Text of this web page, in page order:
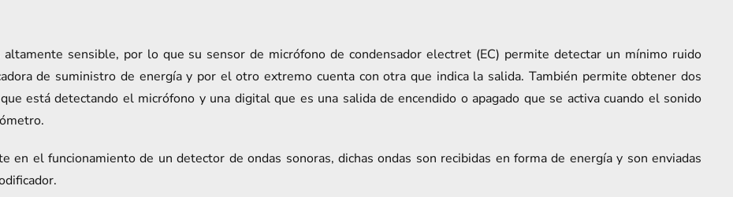
sensible, por lo que su sensor de micrófono de condensador electret (EC) permite detectar un mínimo ruido
de suministro de energía y por el otro extremo cuenta con otra que indica la salida. También permite obtener dos
está detectando el micrófono y una digital que es una salida de encendido o apagado que se activa cuando el sonido
en el funcionamiento de un detector de ondas sonoras, dichas ondas son recibidas en forma de energía y son enviadas